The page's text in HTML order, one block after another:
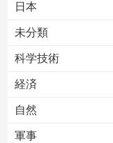
日本
未分類
科学技術
経済
自然
軍事